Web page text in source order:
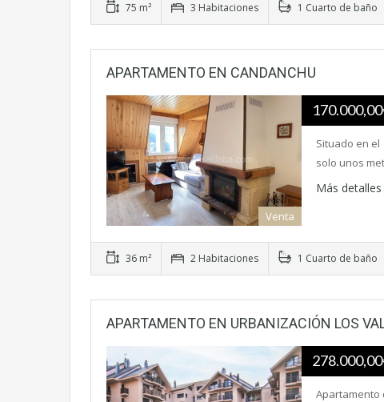
75 m² 3 Habitaciones 1 Cuarto de baño
APARTAMENTO EN CANDANCHU
Venta
Situado en
solo unos
Más detalles
36 m² 2 Habitaciones 1 Cuarto de baño
APARTAMENTO EN URBANIZACIÓN LOS
Apartamento